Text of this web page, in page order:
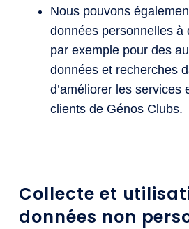
Nous pouvons
données personnelles à
par exemple pour des
données et recherches
d’améliorer les services
clients de Génos Clubs.
Collecte et
données non